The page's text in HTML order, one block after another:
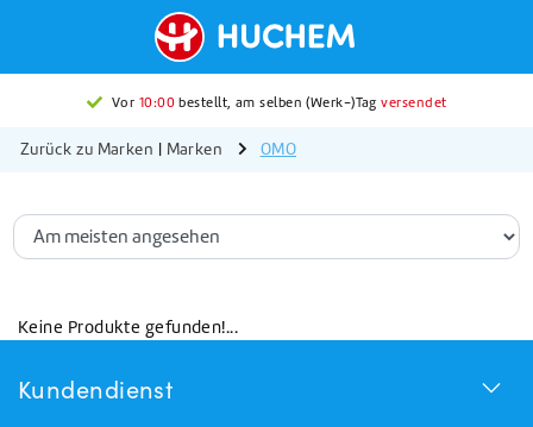
Vor 10:00bestellt, am selben (Werk-)Tagversendet
Zurück zu Marken | Marken OMO
Keine Produkte gefunden!...
Kundendienst